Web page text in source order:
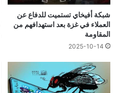
شبكة أفيخاي تستميت للدفاع عن
العملاء في غزة بعد استهدافهم من
المقاومة
2025-10-14